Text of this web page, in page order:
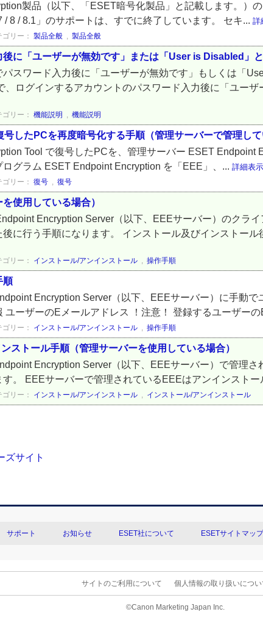
製品（以下、「ESET暗号化製品」と記載します。）
8 / 8.1」のサポートは、すでに終了しています。 セキ... 詳
ゴリー： 製品全般 , 製品全般
に「ユーザーが無効です」または「User is Disabled」
スワード入力後に「ユーザーが無効です」もしくは「
、ログインするアカウントのパスワード入力後に「ユー
ゴリー： 機能説明 , 機能説明
したPCを再度暗号化する手順（管理サーバーで管理して
Tool で復号したPCを、管理サーバー ESET Endpoint
グラム ESET Endpoint Encryption を「EEE」、... 詳細表示
ゴリー： 復号 , 復号
使用している場合）
Encryption Server（以下、EEEサーバー）のクラ
に行う手順になります。 インストール及びインストー
ゴリー： インストール/アンインストール , 操作手順
順
Encryption Server（以下、EEEサーバー）に手動
ーザーのEメールアドレス ！注意！ 登録するユーザー
ゴリー： インストール/アンインストール , 操作手順
トール手順（管理サーバーを使用している場合）
Encryption Server（以下、EEEサーバー）で管理
。 EEEサーバーで管理されているEEEはアンインストー
ゴリー： インストール/アンインストール , インストール/アンインストール
サポート お知らせ ESET社について ESETサイトマップ
サイトのご利用について 個人情報の取り扱いについ
©Canon Marketing Japan Inc.